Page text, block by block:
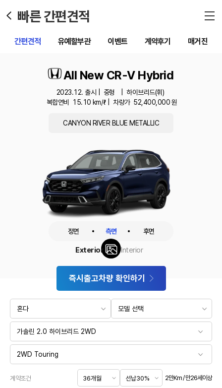
빠른 간편견적
간편견적 유예할부관 이벤트 계약후기 매거진
All New CR-V Hybrid
2023.12. 출시 | 중형
하이브리드(휘)
복합연비
15.10 km/ℓ | 차량가 52,400,000원
CANYON RIVER BLUE METALLIC
정면 측면 후면
Exterior Interior
즉시출고차량 확인하기
계약조건 2만Km / 만26세이상